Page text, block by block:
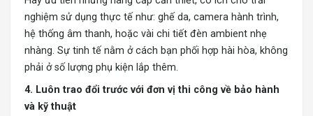
nghiệm sử dụng thực tế như: ghế da, camera hành trình,
hệ thống âm thanh, hoặc vài chi tiết đèn ambient nhẹ
nhàng. Sự tinh tế nằm ở cách bạn phối hợp hài hòa, không
phải ở số lượng phụ kiện lắp thêm.
4. Luôn trao đổi trước với đơn vị thi công về bảo hành
và kỹ thuật